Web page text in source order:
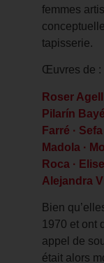
femmes
tapisserie.
Œuvres de :
Roser
Pilarín
Farré ·
Madola ·
Roca ·
Alejandra
Bien
1970 et ont
appel de
était alors